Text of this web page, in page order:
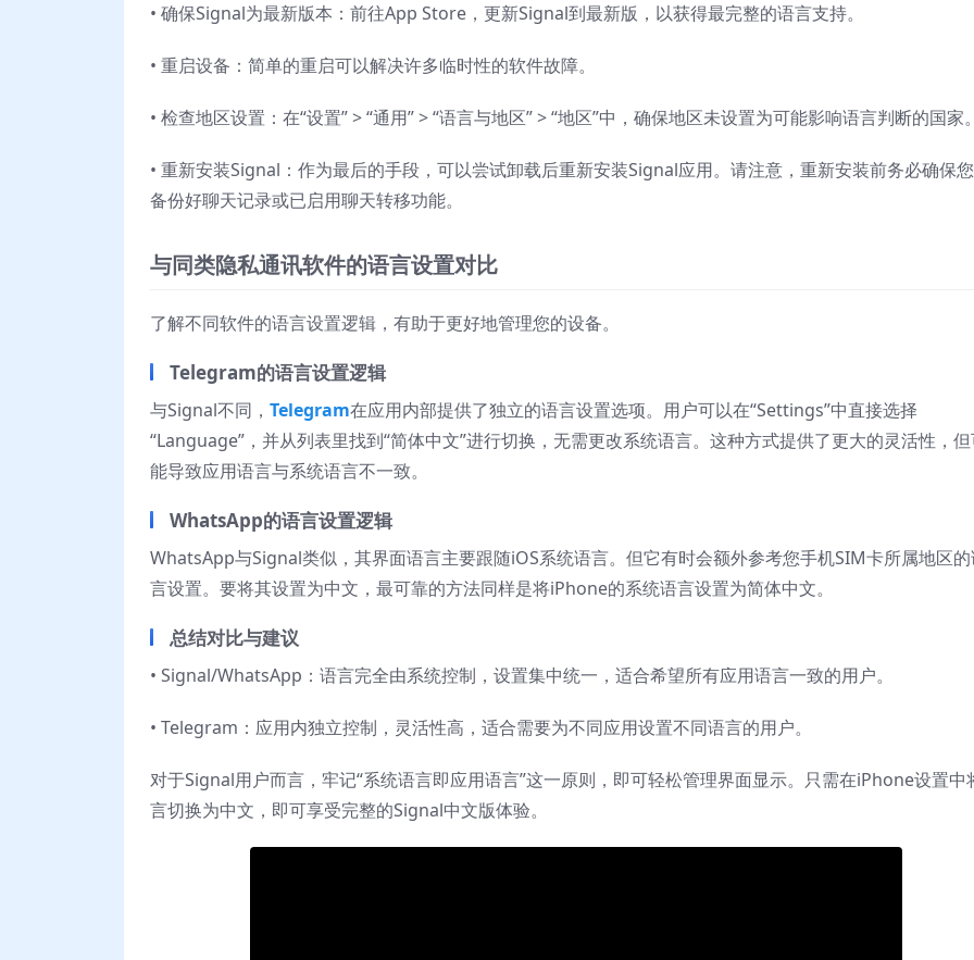
• 确保Signal为最新版本：前往App Store，更新Signal到最新版，以获得最完整的语言支持。
• 重启设备：简单的重启可以解决许多临时性的软件故障。
• 检查地区设置：在“设置” > “通用” > “语言与地区” > “地区”中，确保地区未设置为可能影响语言判断的国家
• 重新安装Signal：作为最后的手段，可以尝试卸载后重新安装Signal应用。请注意，重新安装前务必确保
备份好聊天记录或已启用聊天转移功能。
与同类隐私通讯软件的语言设置对比
了解不同软件的语言设置逻辑，有助于更好地管理您的设备。
Telegram的语言设置逻辑
与Signal不同， Telegram在应用内部提供了独立的语言设置选项。用户可以在“Settings”中直接选择
“Language”，并从列表里找到“简体中文”进行切换，无需更改系统语言。这种方式提供了更大的灵活性，
能导致应用语言与系统语言不一致。
WhatsApp的语言设置逻辑
WhatsApp与Signal类似，其界面语言主要跟随iOS系统语言。但它有时会额外参考您手机SIM卡所属地区
言设置。要将其设置为中文，最可靠的方法同样是将iPhone的系统语言设置为简体中文。
总结对比与建议
• Signal/WhatsApp：语言完全由系统控制，设置集中统一，适合希望所有应用语言一致的用户。
• Telegram：应用内独立控制，灵活性高，适合需要为不同应用设置不同语言的用户。
对于Signal用户而言，牢记“系统语言即应用语言”这一原则，即可轻松管理界面显示。只需在iPhone设置中
言切换为中文，即可享受完整的Signal中文版体验。